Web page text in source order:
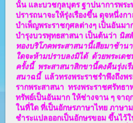
นั้น และบวชกุลบุตร ฐาปนาการพระ
ปรารถนาจะให้รุ่งเรืองขึ้น ดุจหนึ่งก
บำเพ็ญพระราชกุศลต่างๆ เป็นอันมา
บำรุงบวรพุทธสาสนา เป็นต้นว่า นิส
ทองบริโภคพระสาสนานี้เสียมาช้าน
ใดจะห้ามปราบลงมิได้ ด้วยพระเดช
ครั้งนี้ พระสาสนาสิกขานี้คงคืนรุ่งเ
สนาฉนี้แล้วทรงพระราชรำพึงถึงพ
รากพระสาสนาทรงพระราชศรัทธ
ทรัพย์เป็นอันมาก ให้ช่างจาน ๆ จาฤ
ในที่ใด ที่เป็นอักษรภาษาไทย ภาษา
ชำระแปลออกเป็นอักษรขอม ขึ้นไว้